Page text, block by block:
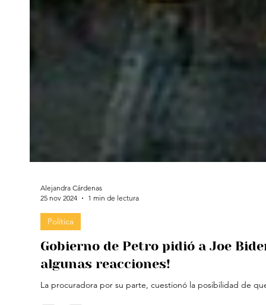
Alejandra Cárdenas
25 nov 2024
Política
Gobierno de Petro pidió a Joe
algunas reacciones!